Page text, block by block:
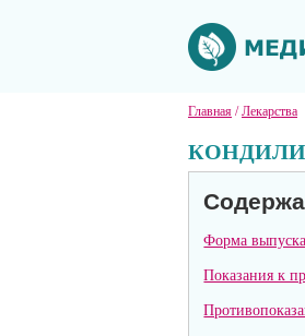
Главная /Лекарства
Форма
Показания к